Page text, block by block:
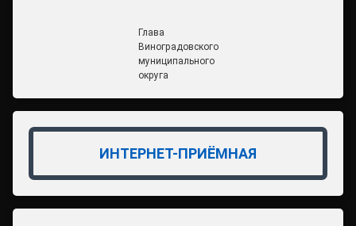
Глава
Виноградовского
муниципального
округа
ИНТЕРНЕТ-ПРИЁМНАЯ